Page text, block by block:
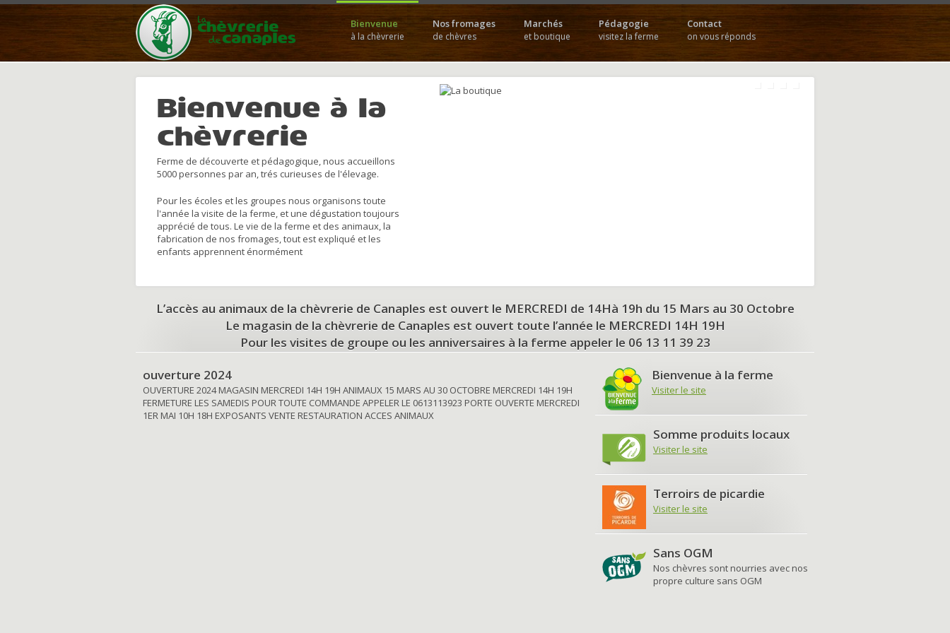
Bienvenue
à la chèvrerie
Nos fromages
de chèvres
Marchés
et boutique
Pédagogie
visitez la ferme
Contact
on vous réponds
Bienvenue à la
chèvrerie
Ferme de découverte et pédagogique, nous accueillons
5000 personnes par an, trés curieuses de l'élevage.
Pour les écoles et les groupes nous organisons toute
l'année la visite de la ferme, et une dégustation toujours
apprécié de tous. Le vie de la ferme et des animaux, la
fabrication de nos fromages, tout est expliqué et les
enfants apprennent énormément
L’accès au animaux de la chèvrerie de Canaples est ouvert le MERCREDI de 14Hà 19h du 15 Mars au 30 Octobre
Le magasin de la chèvrerie de Canaples est ouvert toute l’année le MERCREDI 14H 19H
Pour les visites de groupe ou les anniversaires à la ferme appeler le 06 13 11 39 23
ouverture 2024
OUVERTURE 2024 MAGASIN MERCREDI 14H 19H ANIMAUX 15 MARS AU 30 OCTOBRE MERCREDI 14H 19H
FERMETURE LES SAMEDIS POUR TOUTE COMMANDE APPELER LE 0613113923 PORTE OUVERTE MERCREDI
1ER MAI 10H 18H EXPOSANTS VENTE RESTAURATION ACCES ANIMAUX
Bienvenue à la ferme
Visiter le site
Somme produits locaux
Visiter le site
Terroirs de picardie
Visiter le site
Sans OGM
Nos chèvres sont nourries avec nos
propre culture sans OGM